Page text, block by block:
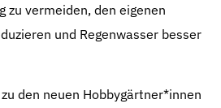
zu vermeiden, den eigenen
und Regenwasser besser
den neuen Hobbygärtner*innen